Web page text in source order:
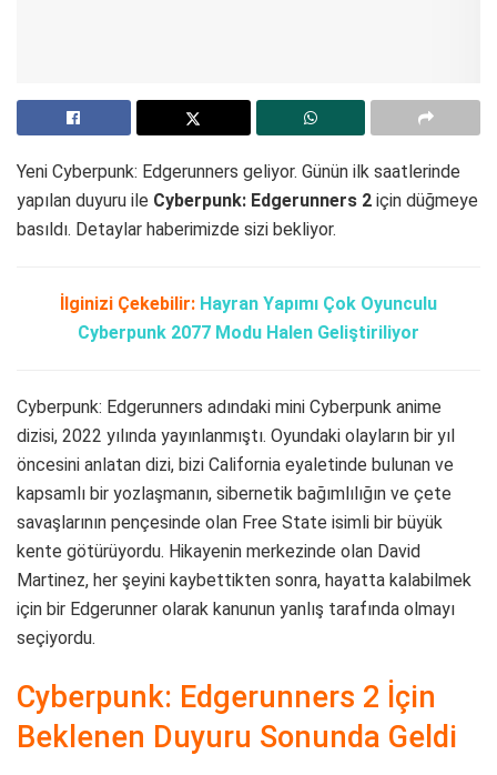
Yeni Cyberpunk: Edgerunners geliyor. Günün ilk saatlerinde
yapılan duyuru ile Cyberpunk: Edgerunners 2 için düğmeye
basıldı. Detaylar haberimizde sizi bekliyor.
İlginizi Çekebilir: Hayran Yapımı Çok Oyunculu
Cyberpunk 2077 Modu Halen Geliştiriliyor
Cyberpunk: Edgerunners adındaki mini Cyberpunk anime
dizisi, 2022 yılında yayınlanmıştı. Oyundaki olayların bir yıl
öncesini anlatan dizi, bizi California eyaletinde bulunan ve
kapsamlı bir yozlaşmanın, sibernetik bağımlılığın ve çete
savaşlarının pençesinde olan Free State isimli bir büyük
kente götürüyordu. Hikayenin merkezinde olan David
Martinez, her şeyini kaybettikten sonra, hayatta kalabilmek
için bir Edgerunner olarak kanunun yanlış tarafında olmayı
seçiyordu.
Cyberpunk: Edgerunners 2 İçin
Beklenen Duyuru Sonunda Geldi